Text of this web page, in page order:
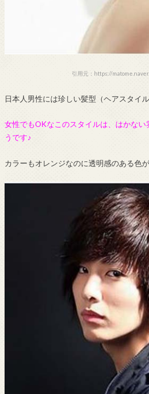
引用元：https://
日本人男性には珍しい髪型（ヘアスタイ
女性でもOKなこのスタイルは、はかない
うです♪
カラーもオレンジなのに透明感のある色